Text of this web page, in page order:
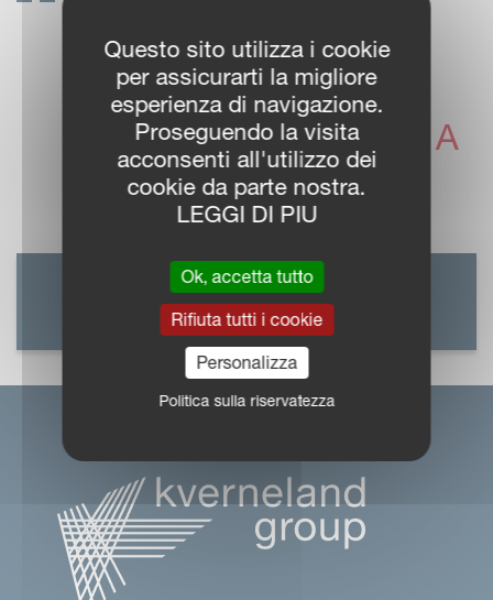
CONTATTO!
I CONCESSIONARI
VICON SONO PRONTI A
SUPPORTARVI
LOCALIZZA IL
CONCESSIONARIO
Questo sito utilizza i cookie
per assicurarti la migliore
esperienza di navigazione.
Proseguendo la visita
acconsenti all'utilizzo dei
cookie da parte nostra.
LEGGI DI PIU
Ok, accetta tutto
Rifiuta tutti i cookie
Personalizza
Politica sulla riservatezza